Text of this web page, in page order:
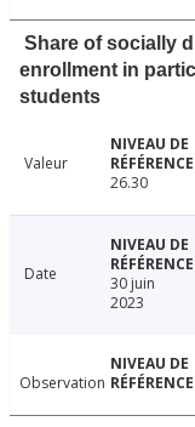
Share of socially
enrollment in
students
Valeur
26.30
Date
30 juin
2023
Observation